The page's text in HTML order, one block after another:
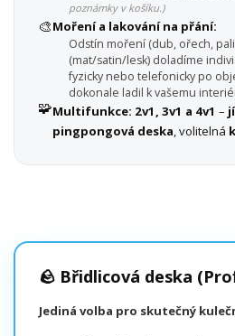
poznámky v košíku.)
🎨Moření a lakování na přání:
Odstín moření (dub, ořech,
(mat/satin/lesk) doladíme
fyzicky nebo telefonicky po
dokonale ladil k vašemu
🧩Multifunkce: 2v1, 3v1 a 4v1 –
pingpongová deska, volitelná
🪨 Břidlicová deska
Jediná volba pro skutečný